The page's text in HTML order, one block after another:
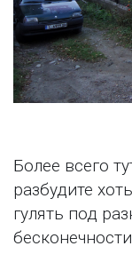
Более всего
разбудите
гулять под